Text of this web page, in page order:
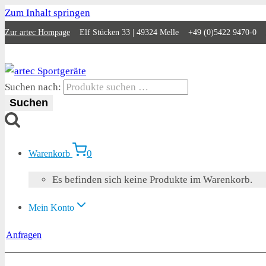
Zum Inhalt springen
Zur artec Hompage Elf Stücken 33 | 49324 Melle +49 (0)5422 9470-0
Suchen nach:
Suchen
Warenkorb 0
Es befinden sich keine Produkte im Warenkorb.
Mein Konto
Anfragen